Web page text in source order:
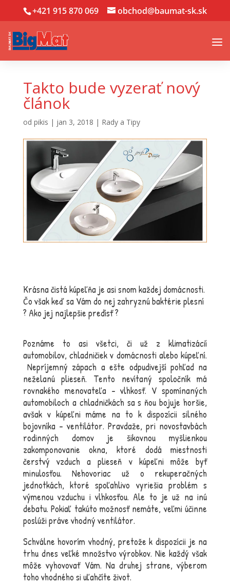
+421 915 870 069 obchod@baumat-sk.sk
Takto bude vyzerať nový
článok
od pikis | jan 3, 2018 | Rady a Tipy
Krásna čistá kúpeľňa je asi snom každej domácnosti.
Čo však keď sa Vám do nej zahryznú baktérie plesní
? Ako jej najlepšie predísť ?
Poznáme to asi všetci, či už z klimatizácií
automobilov, chladničiek v domácnosti alebo kúpeľní.
Nepríjemný zápach a ešte odpudivejší pohľad na
neželanú plieseň. Tento nevítaný spoločník má
rovnakého menovateľa – vlhkosť. V spomínaných
automobiloch a chladničkách sa s ňou bojuje horšie,
avšak v kúpeľni máme na to k dispozícii silného
bojovníka – ventilátor. Pravdaže, pri novostavbách
rodinných domov je šikovnou myšlienkou
zakomponovanie okna, ktoré dodá miestnosti
čerstvý vzduch a plieseň v kúpeľni môže byť
minulosťou. Nehovoriac už o rekuperačných
jednotkách, ktoré spoľahlivo vyriešia problém s
výmenou vzduchu i vlhkosťou. Ale to je už na inú
debatu. Pokiaľ takúto možnosť nemáte, veľmi účinne
poslúži práve vhodný ventilátor.
Schválne hovorím vhodný, pretože k dispozícii je na
trhu dnes veľké množstvo výrobkov. Nie každý však
môže vyhovovať Vám. Na druhej strane, výberom
toho vhodného si uľahčíte život.